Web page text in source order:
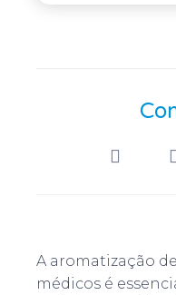
A aromatização
médicos é